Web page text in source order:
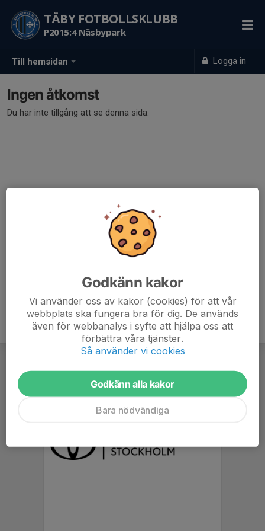
Till hemsidan Logga in
TÄBY FOTBOLLSKLUBB
P2015:4 Näsbypark
Ingen åtkomst
Du har inte tillgång att se denna sida.
Godkänn kakor
Vi använder oss av kakor (cookies) för att vår
webbplats ska fungera bra för dig. De används
även för webbanalys i syfte att hjälpa oss att
förbättra våra tjänster.
Så använder vi cookies
Godkänn alla kakor
Bara nödvändiga